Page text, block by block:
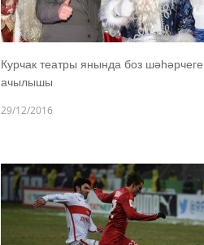
Курчак театры янында боз шәһәрчеге
ачылышы
29/12/2016